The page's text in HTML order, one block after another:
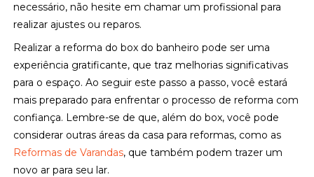
necessário, não hesite em chamar um profissional para
realizar ajustes ou reparos.
Realizar a reforma do box do banheiro pode ser uma
experiência gratificante, que traz melhorias significativas
para o espaço. Ao seguir este passo a passo, você estará
mais preparado para enfrentar o processo de reforma com
confiança. Lembre-se de que, além do box, você pode
considerar outras áreas da casa para reformas, como as
Reformas de Varandas, que também podem trazer um
novo ar para seu lar.